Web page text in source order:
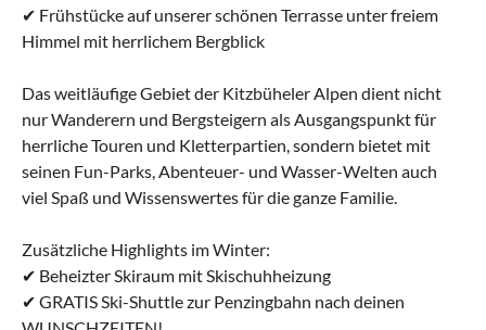
✔ Frühstücke auf unserer schönen Terrasse unter freiem
Himmel mit herrlichem Bergblick
Das weitläufige Gebiet der Kitzbüheler Alpen dient nicht
nur Wanderern und Bergsteigern als Ausgangspunkt für
herrliche Touren und Kletterpartien, sondern bietet mit
seinen Fun-Parks, Abenteuer- und Wasser-Welten auch
viel Spaß und Wissenswertes für die ganze Familie.
Zusätzliche Highlights im Winter:
✔ Beheizter Skiraum mit Skischuhheizung
✔ GRATIS Ski-Shuttle zur Penzingbahn nach deinen